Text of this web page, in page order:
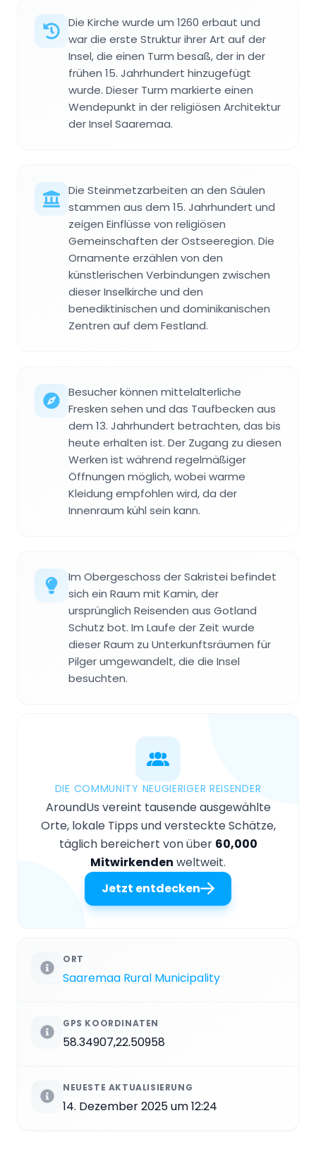
Die Kirche wurde um 1260 erbaut und
war die erste Struktur ihrer Art auf der
Insel, die einen Turm besaß, der in der
frühen 15. Jahrhundert hinzugefügt
wurde. Dieser Turm markierte einen
Wendepunkt in der religiösen Architektur
der Insel Saaremaa.
Die Steinmetzarbeiten an den Säulen
stammen aus dem 15. Jahrhundert und
zeigen Einflüsse von religiösen
Gemeinschaften der Ostseeregion. Die
Ornamente erzählen von den
künstlerischen Verbindungen zwischen
dieser Inselkirche und den
benediktinischen und dominikanischen
Zentren auf dem Festland.
Besucher können mittelalterliche
Fresken sehen und das Taufbecken aus
dem 13. Jahrhundert betrachten, das bis
heute erhalten ist. Der Zugang zu diesen
Werken ist während regelmäßiger
Öffnungen möglich, wobei warme
Kleidung empfohlen wird, da der
Innenraum kühl sein kann.
Im Obergeschoss der Sakristei befindet
sich ein Raum mit Kamin, der
ursprünglich Reisenden aus Gotland
Schutz bot. Im Laufe der Zeit wurde
dieser Raum zu Unterkunftsräumen für
Pilger umgewandelt, die die Insel
besuchten.
DIE COMMUNITY NEUGIERIGER REISENDER
AroundUs vereint tausende ausgewählte
Orte, lokale Tipps und versteckte Schätze,
täglich bereichert von über 60,000
Mitwirkenden weltweit.
Jetzt entdecken
ORT
Saaremaa Rural Municipality
GPS KOORDINATEN
58.34907,22.50958
NEUESTE AKTUALISIERUNG
14. Dezember 2025 um 12:24